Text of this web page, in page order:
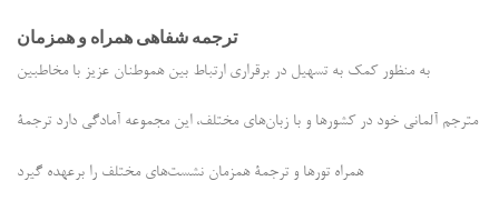
ترجمه شفاهی همراه و همزمان
به منظور کمک به تسهیل در برقراری ارتباط بین هموطنان عزیز با مخاطبین
مترجم آلمانی خود در کشورها و با زبان‌‌های مختلف، این مجموعه آمادگی دارد ترجمۀ
همراه تورها و ترجمۀ همزمان نشست‌های مختلف را برعهده گیرد